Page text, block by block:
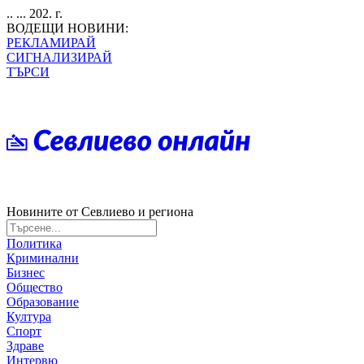
.. ... 202. г.
ВОДЕЩИ НОВИНИ:
РЕКЛАМИРАЙ
СИГНАЛИЗИРАЙ
ТЪРСИ
Новините от Севлиево и региона
Политика
Криминални
Бизнес
Общество
Образование
Култура
Спорт
Здраве
Интервю